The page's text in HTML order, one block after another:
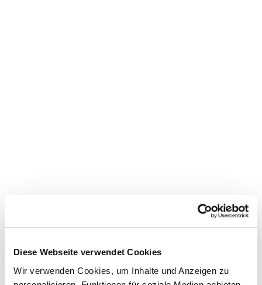
Diese Webseite verwendet Cookies
Wir verwenden Cookies, um Inhalte und Anzeigen zu
Dies könnte Sie auch
interessieren